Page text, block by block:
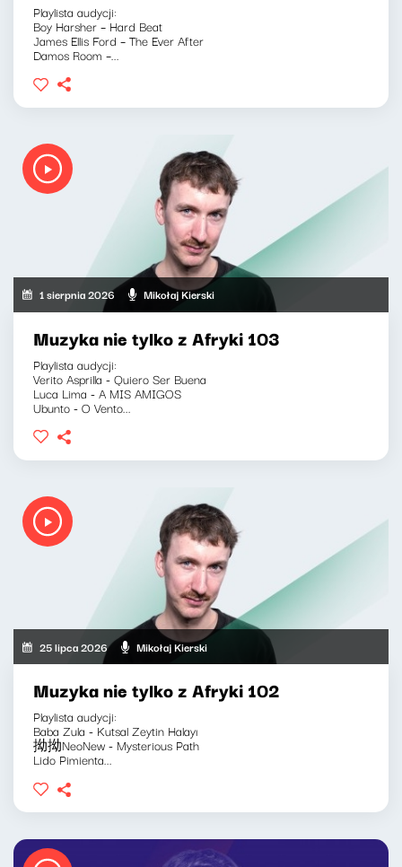
Playlista audycji:
Boy Harsher – Hard Beat
James Ellis Ford – The Ever After
Damos Room –...
1 sierpnia 2026 Mikołaj Kierski
Muzyka nie tylko z Afryki 103
Playlista audycji:
Verito Asprilla - Quiero Ser Buena
Luca Lima - A MIS AMIGOS
Ubunto - O Vento...
25 lipca 2026 Mikołaj Kierski
Muzyka nie tylko z Afryki 102
Playlista audycji:
Baba Zula - Kutsal Zeytin Halayı
拗拗NeoNew - Mysterious Path
Lido Pimienta...